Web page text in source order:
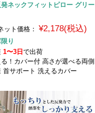
ネックフィットピロー グリー
ット価格： ¥2,178(税込)
り
1〜3日 で出荷
！カバー付 高さが選べる両側
首サポート 洗えるカバー